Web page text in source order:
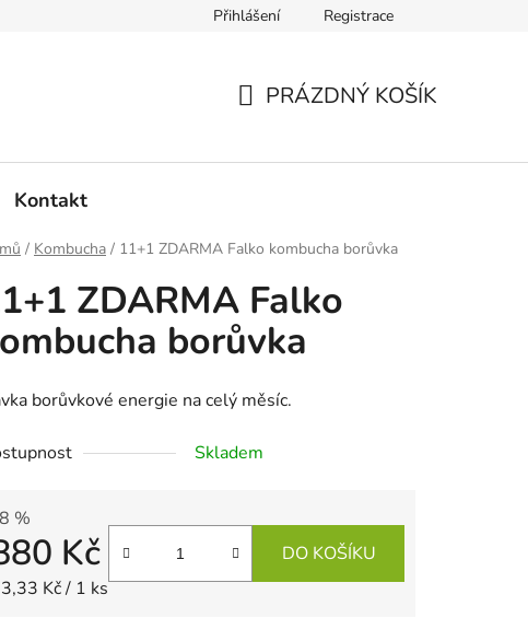
Přihlášení Registrace
PRÁZDNÝ KOŠÍK
Kontakt
/ Kombucha / 11+1 ZDARMA Falko kombucha borůvka
ZDARMA Falko
borůvka
borůvkové energie na celý měsíc.
Skladem
%
Kč
cena:
Kč / 1 ks
DO KOŠÍKU